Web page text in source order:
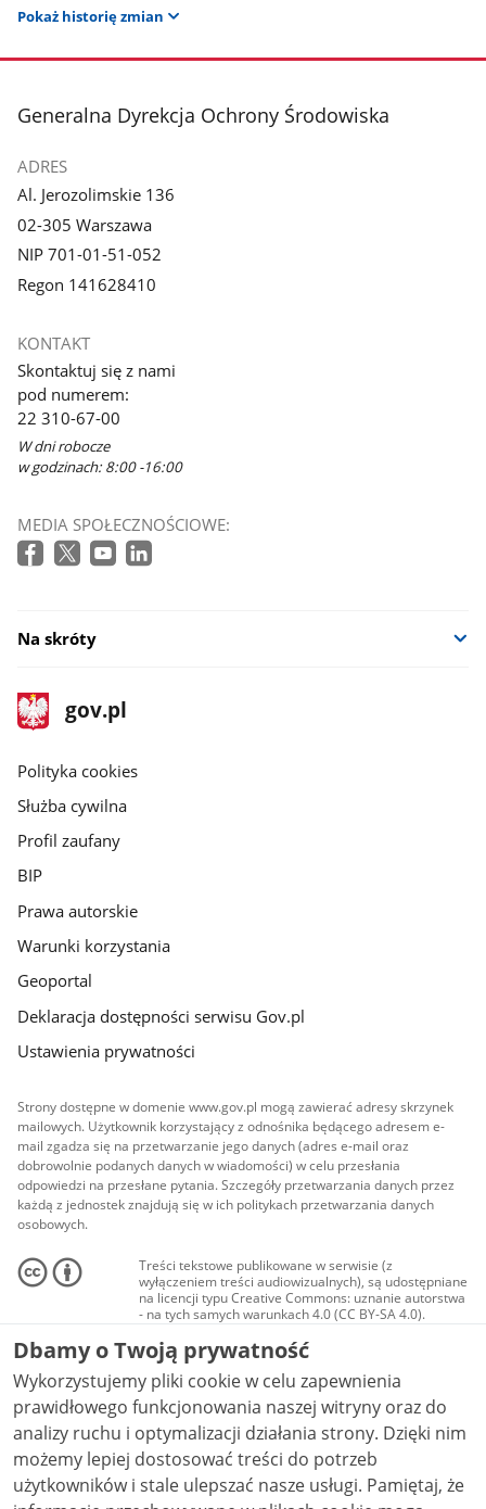
Pokaż historię zmian
stopka
Generalna Dyrekcja Ochrony Środowiska
ADRES
Al. Jerozolimskie 136
02-305 Warszawa
NIP 701-01-51-052
Regon 141628410
KONTAKT
Skontaktuj się z nami
pod numerem:
22 310-67-00
W dni robocze
w godzinach: 8:00 -16:00
MEDIA SPOŁECZNOŚCIOWE:
Na skróty
stopka
gov.pl
Strona
gov.pl
gov.pl
Polityka cookies
Służba cywilna
Profil zaufany
BIP
Prawa autorskie
Warunki korzystania
Geoportal
Deklaracja dostępności serwisu Gov.pl
Ustawienia prywatności
Strony dostępne w domenie www.gov.pl mogą zawierać adresy skrzynek
mailowych. Użytkownik korzystający z odnośnika będącego adresem e-
mail zgadza się na przetwarzanie jego danych (adres e-mail oraz
dobrowolnie podanych danych w wiadomości) w celu przesłania
odpowiedzi na przesłane pytania. Szczegóły przetwarzania danych przez
każdą z jednostek znajdują się w ich politykach przetwarzania danych
osobowych.
Treści tekstowe publikowane w serwisie (z
wyłączeniem treści audiowizualnych), są udostępniane
na licencji typu Creative Commons: uznanie autorstwa
- na tych samych warunkach 4.0 (CC BY-SA 4.0).
Materiały audiowizualne, w tym zdjęcia, materiały
audio i wideo, są udostępniane na licencji typu
Creative Commons: uznanie autorstwa użycie
niekomercyjne - bez utworów zależnych 4.0 (CC BY-
NC-ND 4.0), o ile nie jest to stwierdzone inaczej.
Dbamy o Twoją prywatność
Wykorzystujemy pliki cookie w celu zapewnienia
prawidłowego funkcjonowania naszej witryny oraz do
analizy ruchu i optymalizacji działania strony. Dzięki nim
możemy lepiej dostosować treści do potrzeb
użytkowników i stale ulepszać nasze usługi. Pamiętaj, że